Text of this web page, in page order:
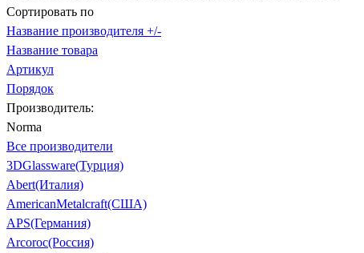
Сортировать по
Название производителя +/-
Название товара
Артикул
Порядок
Производитель:
Norma
Все производители
3DGlassware(Турция)
Abert(Италия)
AmericanMetalcraft(США)
APS(Германия)
Arcoroc(Россия)